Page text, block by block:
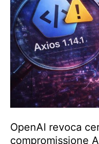
OpenAI revoca
compromissione